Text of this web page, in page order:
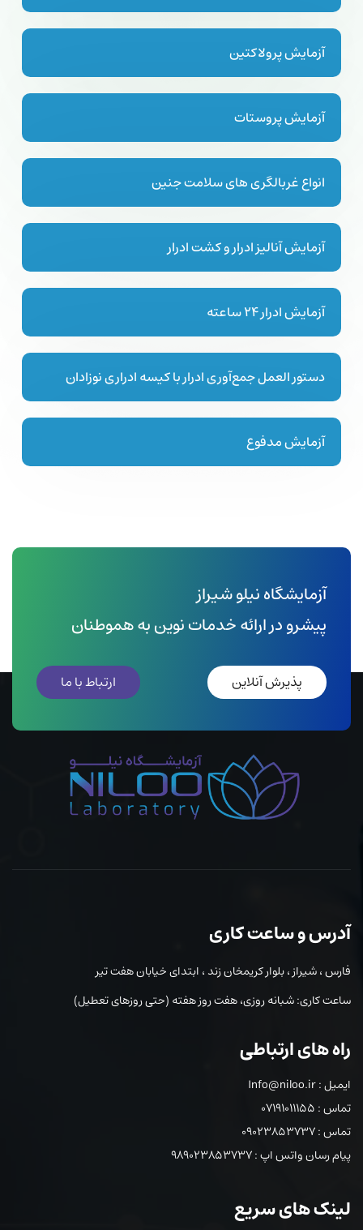
آزمایش پرولاکتین
آزمایش پروستات
انواع غربالگری های سلامت جنین
آزمایش آنالیز ادرار و کشت ادرار
آزمایش ادرار 24 ساعته
دستور العمل جمع‌آوری ادرار با کیسه ادراری نوزادان
آزمایش مدفوع
آزمایشگاه نیلو شیراز
پیشرو در ارائه خدمات نوین به هموطنان
پذیرش آنلاین ارتباط با ما
آدرس و ساعت کاری
فارس ، شیراز ، بلوار کریمخان زند ، ابتدای خیابان هفت تیر
ساعت کاری: شبانه روزی، هفت روز هفته (حتی روزهای تعطیل)
راه های ارتباطی
ایمیل : Info@niloo.ir
تماس : 07191011155
تماس : 09023853737
پیام رسان واتس اپ : 989023853737
لینک های سریع